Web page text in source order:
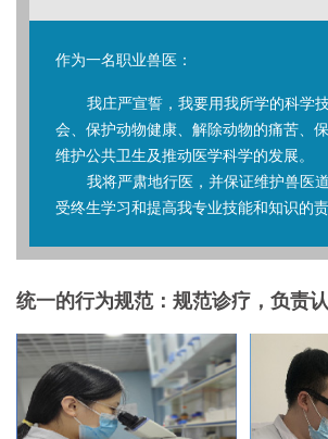
作为一名职业兽医：
我庄严宣誓，我要用我所学的科学
会、保护动物健康、解除动物的痛苦、保
维护公共卫生及推动医学科学的发展。
我将严肃地行医，并保证维护兽医
受终生学习和提高我专业技能和知识的责
统一的行为规范：规范诊疗，负责